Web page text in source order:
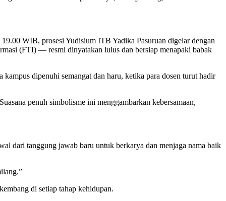
WIB, prosesi Yudisium ITB Yadika Pasuruan digelar dengan
(FTI) — resmi dinyatakan lulus dan bersiap menapaki babak
dipenuhi semangat dan haru, ketika para dosen turut hadir
penuh simbolisme ini menggambarkan kebersamaan,
dari tanggung jawab baru untuk berkarya dan menjaga nama baik
di setiap tahap kehidupan.